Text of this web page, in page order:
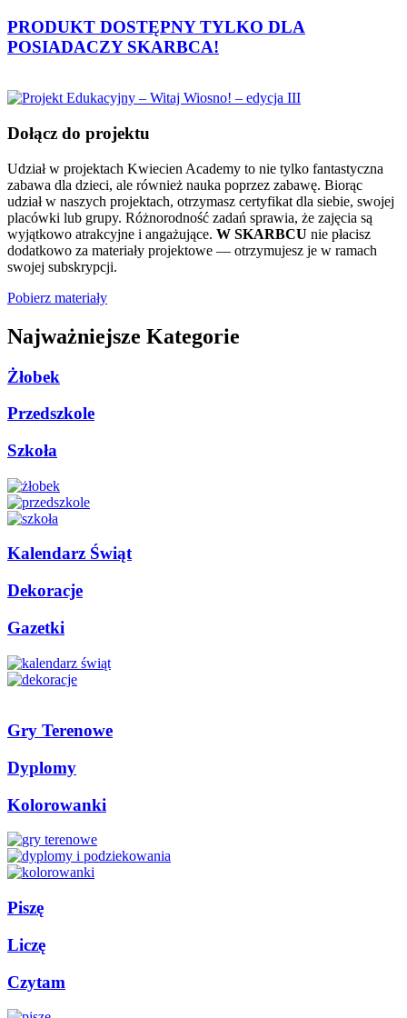
PRODUKT DOSTĘPNY TYLKO DLA
POSIADACZY SKARBCA!
Dołącz do projektu
Udział w projektach Kwiecien Academy to nie tylko fantastyczna
zabawa dla dzieci, ale również nauka poprzez zabawę. Biorąc
udział w naszych projektach, otrzymasz certyfikat dla siebie, swojej
placówki lub grupy. Różnorodność zadań sprawia, że zajęcia są
wyjątkowo atrakcyjne i angażujące. W SKARBCU nie płacisz
dodatkowo za materiały projektowe — otrzymujesz je w ramach
swojej subskrypcji.
Pobierz materiały
Najważniejsze Kategorie
Żłobek
Przedszkole
Szkoła
Kalendarz Świąt
Dekoracje
Gazetki
Gry Terenowe
Dyplomy
Kolorowanki
Piszę
Liczę
Czytam